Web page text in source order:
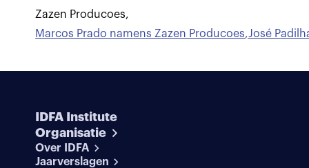
Zazen Producoes,
Marcos Prado namens Zazen Producoes,José
IDFA Institute
Organisatie
Over IDFA
Jaarverslagen